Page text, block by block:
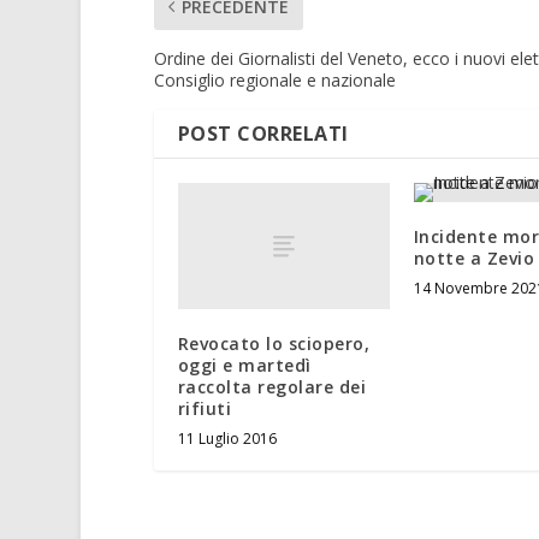
PRECEDENTE
Ordine dei Giornalisti del Veneto, ecco i nuovi
Consiglio regionale e nazionale
POST CORRELATI
Revocato lo sciopero,
oggi e martedì
raccolta regolare dei
rifiuti
11 Luglio 2016
Incidente
notte a Zevio
14 Novembre